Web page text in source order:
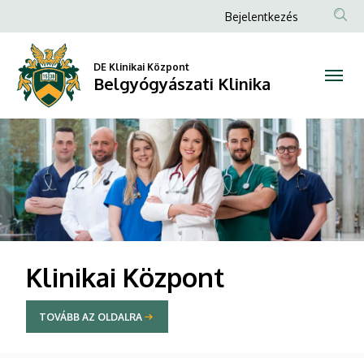
Klinika
Anonim
menüje
Bejelentkezés
DE Klinikai Központ
Belgyógyászati Klinika
DIAVETÍTÉS
Klinikai Központ
TOVÁBB AZ OLDALRA